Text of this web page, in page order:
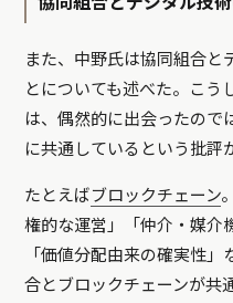
また、中野氏は協同組合と
とについても述べた。こう
は、偶然的に出会ったので
に共通しているという批評
たとえばブロックチェーン
権的な運営」「仲介・媒介
「価値分配由来の確実性
合とブロックチェーンが共